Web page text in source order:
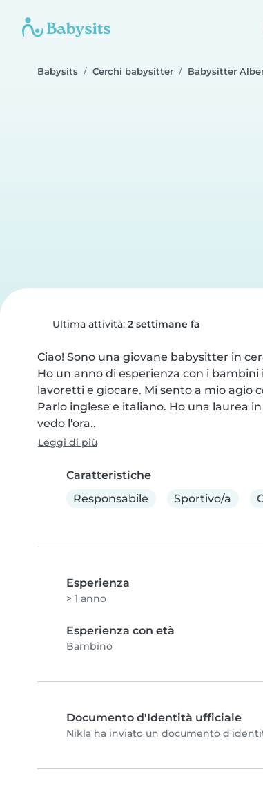
Babysits Cerchi babysitter Babysitter
Ultima attività: 2 settimane fa
Ciao! Sono una giovane babysitter in
Ho un anno di esperienza con i
lavoretti e giocare. Mi sento a mio agio
Parlo inglese e italiano. Ho una laurea
vedo l'ora..
Leggi di più
Caratteristiche
Responsabile
Sportivo/a
Esperienza
> 1 anno
Esperienza con età
Bambino
Documento d'Identità ufficiale
Nikla ha inviato un documento